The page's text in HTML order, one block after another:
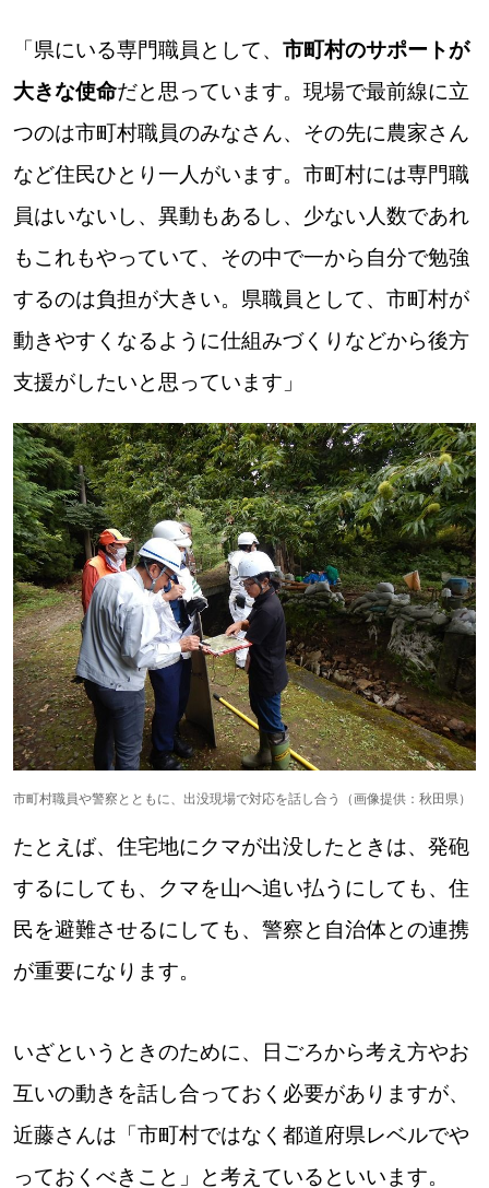
「県にいる専門職員として、 市町村のサポートが
大きな使命だと思っています。現場で最前線に立
つのは市町村職員のみなさん、その先に農家さん
など住民ひとり一人がいます。市町村には専門職
員はいないし、異動もあるし、少ない人数であれ
もこれもやっていて、その中で一から自分で勉強
するのは負担が大きい。県職員として、市町村が
動きやすくなるように仕組みづくりなどから後方
支援がしたいと思っています」
市町村職員や警察とともに、出没現場で対応を話し合う（画像提供：秋田県）
たとえば、住宅地にクマが出没したときは、発砲
するにしても、クマを山へ追い払うにしても、住
民を避難させるにしても、警察と自治体との連携
が重要になります。
いざというときのために、日ごろから考え方やお
互いの動きを話し合っておく必要がありますが、
近藤さんは「市町村ではなく都道府県レベルでや
っておくべきこと」と考えているといいます。